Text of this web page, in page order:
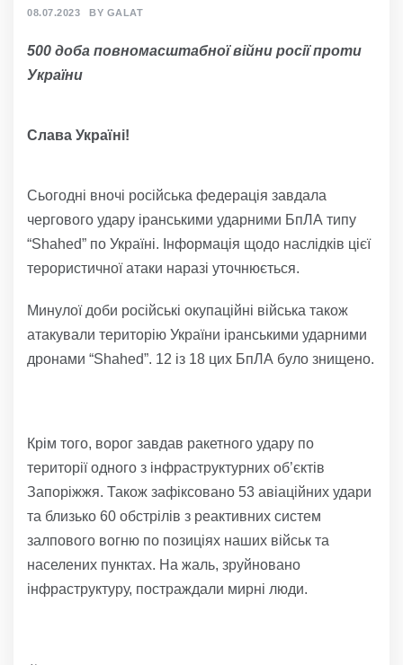
08.07.2023 BY GALAT
500 доба повномасштабноївійни росії проти
України
Слава Україні!
Сьогодні вночі російська федерація завдала
чергового удару іранськими ударними БпЛА типу
“Shahed” по Україні. Інформація щодо наслідків цієї
терористичної атаки наразі уточнюється.
Минулої доби російські окупаційні війська також
атакували територію України іранськими ударними
дронами “Shahed”. 12 із 18 цих БпЛА було знищено.
Крім того, ворог завдав ракетного удару по
території одного з інфраструктурних об’єктів
Запоріжжя. Також зафіксовано 53 авіаційних удари
та близько 60 обстрілів з реактивних систем
залпового вогню по позиціях наших військ та
населених пунктах. На жаль, зруйновано
інфраструктуру, постраждали мирні люди.